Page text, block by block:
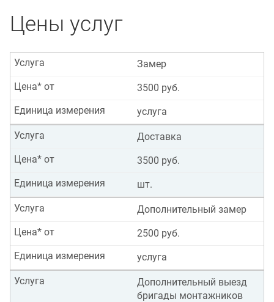
Цены услуг
Замер
Услуга
3500 руб.
Цена* от
услуга
Единица измерения
Доставка
Услуга
3500 руб.
Цена* от
шт.
Единица измерения
Дополнительный замер
Услуга
2500 руб.
Цена* от
услуга
Единица измерения
Дополнительный выезд
бригады монтажников
Услуга